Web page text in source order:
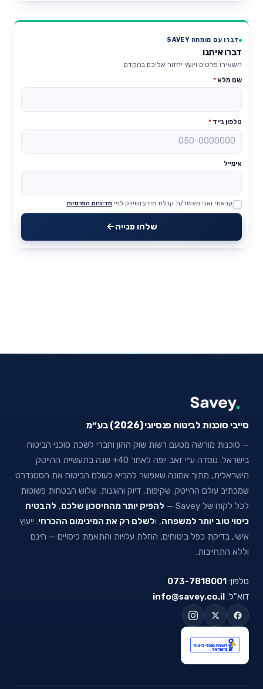
דברו עם מומחה SAVEY
דברו איתנו
השאירו פרטים ויועץ יחזור אליכם בהקדם.
שם מלא*
טלפון נייד *
אימייל
Website
קראתי ואני מאשר/ת קבלת מידע ושיווק לפי מדיניות הפרטיות
שלחו פנייה
סייבי סוכנות לביטוח פנסיוני (2026) בע״מ
— סוכנות מורשה מטעם רשות שוק ההון וחברי לשכת סוכני הביטוח
בישראל. נוסדה ע״י זאב יופה לאחר 40+ שנה בתעשיית ההייטק
הישראלית, מתוך אמונה שאפשר להביא לעולם הביטוח את הסטנדרט
שמכתיב עולם ההייטק: שקיפות, דיוק והוגנות. שלוש הבטחות פשוטות
לכל לקוח של Savey —
להפיק יותר מהחיסכון שלכם, להבטיח
כיסוי טוב יותר למשפחה, ולשלם רק את המינימום ההכרחי. ייעוץ
אישי, בדיקת כפל ביטוחים, הוזלת עלויות והתאמת כיסויים — חינם
וללא התחייבות.
טלפון: 073-7818001
דוא"ל: info@savey.co.il